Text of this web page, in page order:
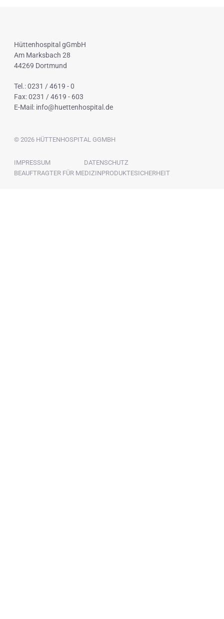
Hüttenhospital gGmbH
Am Marksbach 28
44269 Dortmund
Tel.: 0231 / 4619 - 0
Fax: 0231 / 4619 - 603
E-Mail: info@huettenhospital.de
© 2026 HÜTTENHOSPITAL GGMBH
NAVIGATION
ÜBERSPRINGEN
IMPRESSUM
DATENSCHUTZ
BEAUFTRAGTER FÜR MEDIZINPRODUKTESICHERHEIT